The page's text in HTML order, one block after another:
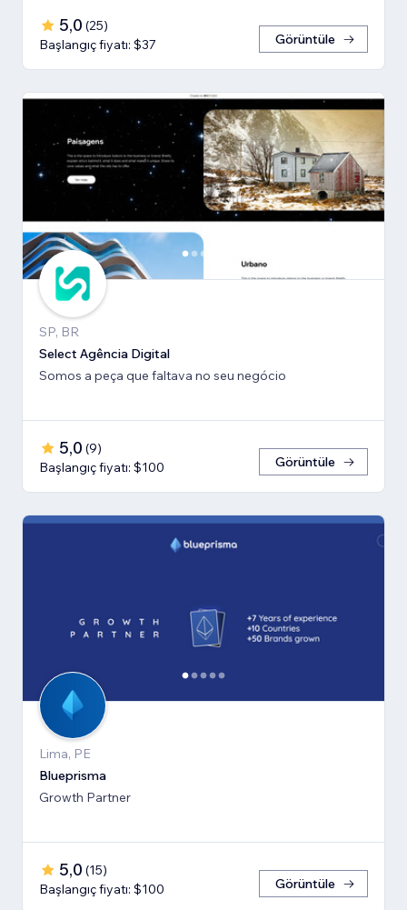
5,0 (25)
Başlangıç fiyatı: $37
Görüntüle
SP, BR
Select Agência Digital
Somos a peça que faltava no seu negócio
5,0 (9)
Başlangıç fiyatı: $100
Görüntüle
Lima, PE
Blueprisma
Growth Partner
5,0 (15)
Başlangıç fiyatı: $100
Görüntüle